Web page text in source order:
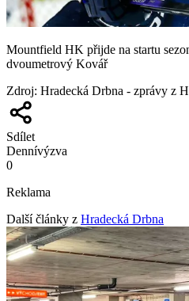
Mountfield HK přijde na startu
dvoumetrový Kovář
Zdroj: Hradecká Drbna - zprávy z
Sdílet
Dennívýzva
0
Reklama
Další články z Hradecká Drbna